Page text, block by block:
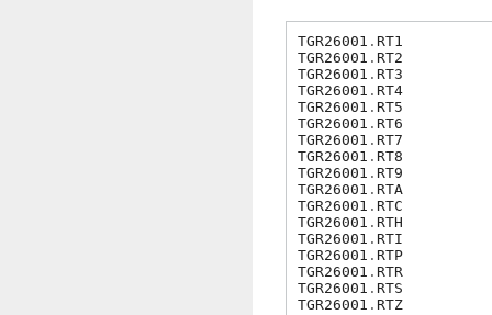
TGR26001 . RT1
TGR26001 . RT2
TGR26001 . RT3
TGR26001 . RT4
TGR26001 . RT5
TGR26001 . RT6
TGR26001 . RT7
TGR26001 . RT8
TGR26001 . RT9
TGR26001 . RTA
TGR26001 . RTC
TGR26001 . RTH
TGR26001 . RTI
TGR26001 . RTP
TGR26001 . RTR
TGR26001 . RTS
TGR26001 . RTZ